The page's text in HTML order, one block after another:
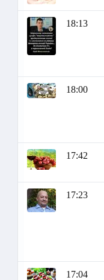
18:13
18:00
17:42
17:23
17:04